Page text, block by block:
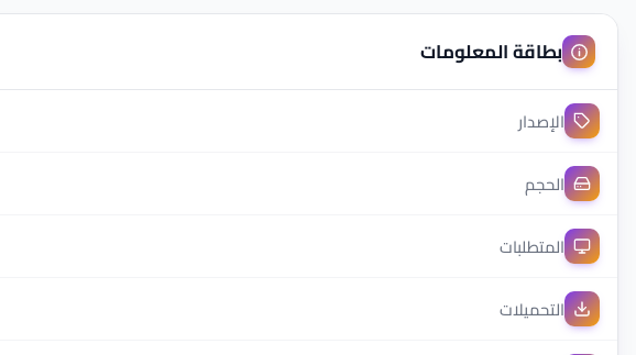
بطاقة المعلومات
الإصدار
الحجم
المتطلبات
التحميلات